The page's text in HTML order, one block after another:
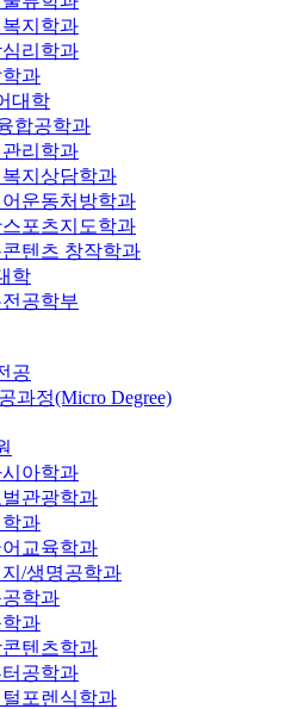
지학과
리학과
과
대학
합공학과
리학과
지상담학과
운동처방학과
포츠지도학과
텐츠 창작학과
학
공학부
공
과정(Micro Degree)
아학과
관광학과
과
교육학과
/생명공학과
공학과
과
텐츠학과
공학과
포렌식학과